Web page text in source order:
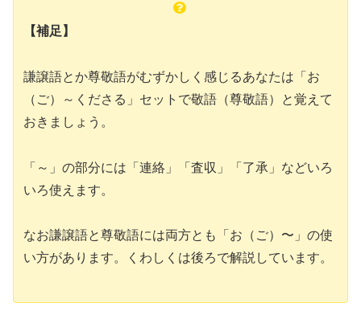
【補足】
謙譲語とか尊敬語がむずかしく感じるあなたは「お
（ご）～くださる」セットで敬語（尊敬語）と覚えて
おきましょう。
「～」の部分には「連絡」「査収」「了承」などいろ
いろ使えます。
なお謙譲語と尊敬語には両方とも「お（ご）〜」の使
い方があります。くわしくは後ろで解説しています。